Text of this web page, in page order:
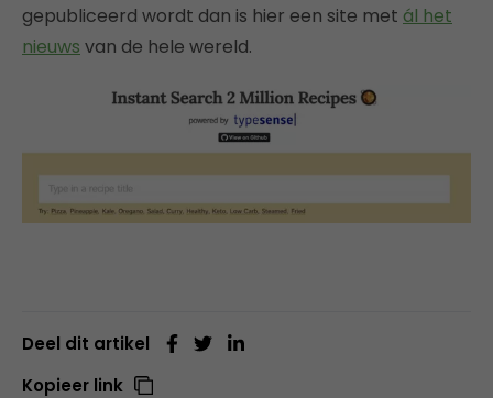
gepubliceerd wordt dan is hier een site met ál het
nieuws van de hele wereld.
Deel dit artikel
Kopieer link